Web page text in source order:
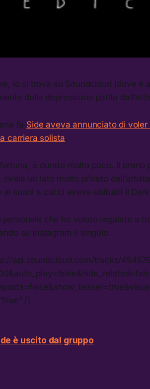
lo si trova su Soundcloud (dove è
della depressione patita
fa Side aveva annunciato di
carriera solista.
è durato molto poco. Il brano
un lato molto privato
suoni a cui ci aveva abituati il
personale che ho voluto regalare a
su Instagram il singolo.
api.soundcloud.com/tracks/
/]
è uscito dal gruppo